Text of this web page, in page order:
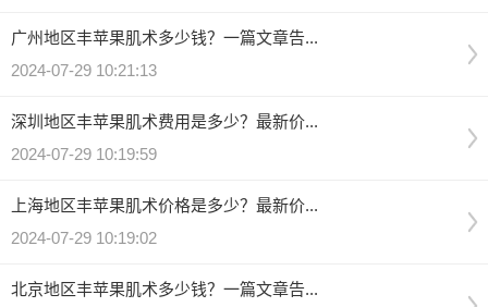
广州地区丰苹果肌术多少钱？一篇文章告...
2024-07-29 10:21:13
深圳地区丰苹果肌术费用是多少？最新价...
2024-07-29 10:19:59
上海地区丰苹果肌术价格是多少？最新价...
2024-07-29 10:19:02
北京地区丰苹果肌术多少钱？一篇文章告...